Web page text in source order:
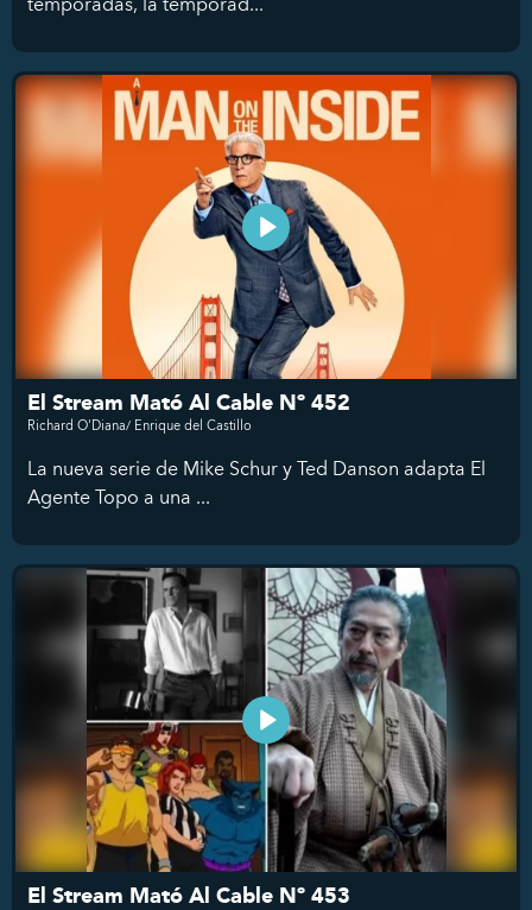
El Stream Mató Al Cable Nº 452
Richard O'Diana/ Enrique del Castillo
La nueva serie de Mike Schur y Ted Danson adapta El
Agente Topo a una ...
El Stream Mató Al Cable Nº 453